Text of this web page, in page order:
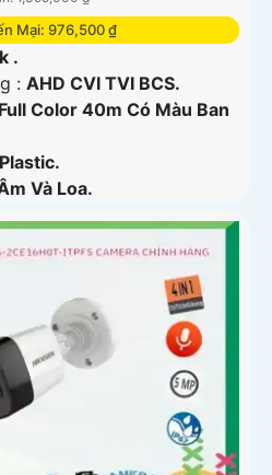
Mại: 976,500 ₫
.
: AHD CVI TVI BCS.
Full Color 40m Có Màu Ban
Và Loa.